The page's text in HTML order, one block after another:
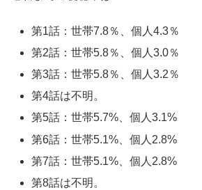
第1話：世帯7.8％、個人4.3％
第2話：世帯5.8％、個人3.0％
第3話：世帯5.8％、個人3.2％
第4話は不明。
第5話：世帯5.7%、個人3.1%
第6話：世帯5.1%、個人2.8%
第7話：世帯5.1%、個人2.8%
第8話は不明。